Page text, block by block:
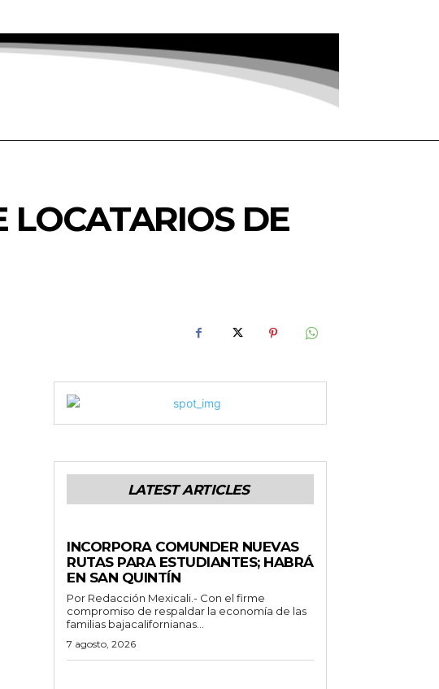
LOCATARIOS DE
LATEST ARTICLES
INCORPORA COMUNDER NUEVAS
RUTAS PARA ESTUDIANTES; HABRÁ
EN SAN QUINTÍN
Por Redacción Mexicali.- Con el firme
compromiso de respaldar la economía de las
familias bajacalifornianas...
7 agosto, 2026